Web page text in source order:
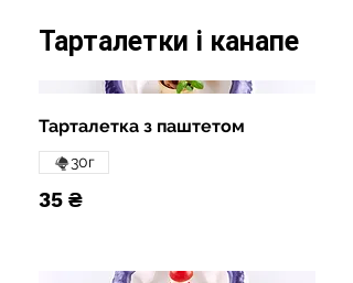
Тарталетки і канапе
Тарталетка з паштетом
35 ₴
30г